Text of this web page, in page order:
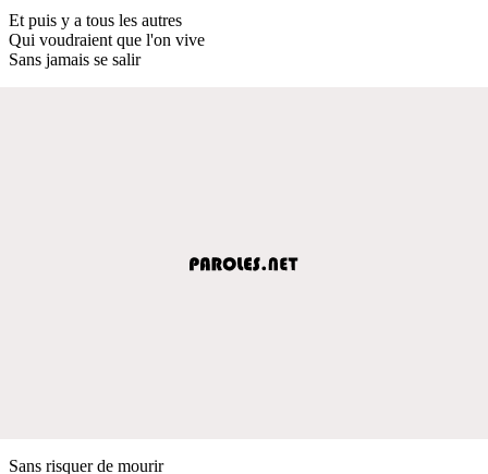
Et puis y a tous les autres
Qui voudraient que l'on vive
Sans jamais se salir
Sans risquer de mourir